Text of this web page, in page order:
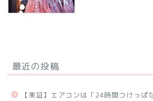
最近の投稿
【実証】エアコンは「24時間つけっぱ